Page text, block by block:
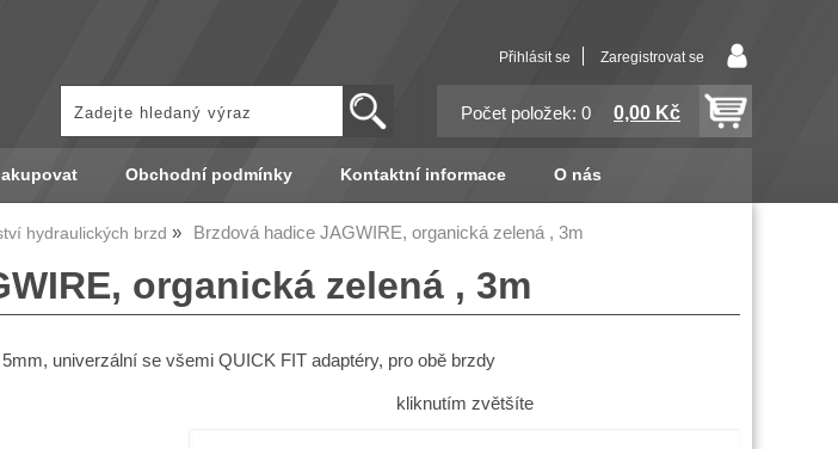
Přihlásit se Zaregistrovat se
Počet položek: 0 0,00 Kč
Obchodní podmínky Kontaktní informace O nás
hydraulických brzd Brzdová hadice JAGWIRE, organická zelená , 3m
organická zelená , 3m
univerzální se všemi QUICK FIT adaptéry, pro obě brzdy
kliknutím zvětšíte